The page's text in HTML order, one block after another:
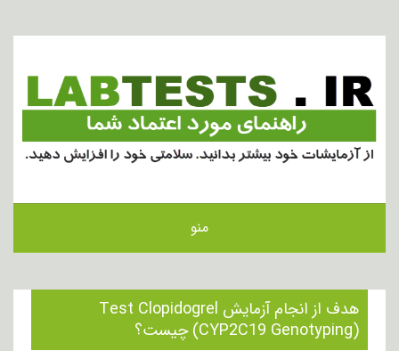
منو
هدف از انجام آزمایش Test Clopidogrel
(CYP2C19 Genotyping) چیست؟